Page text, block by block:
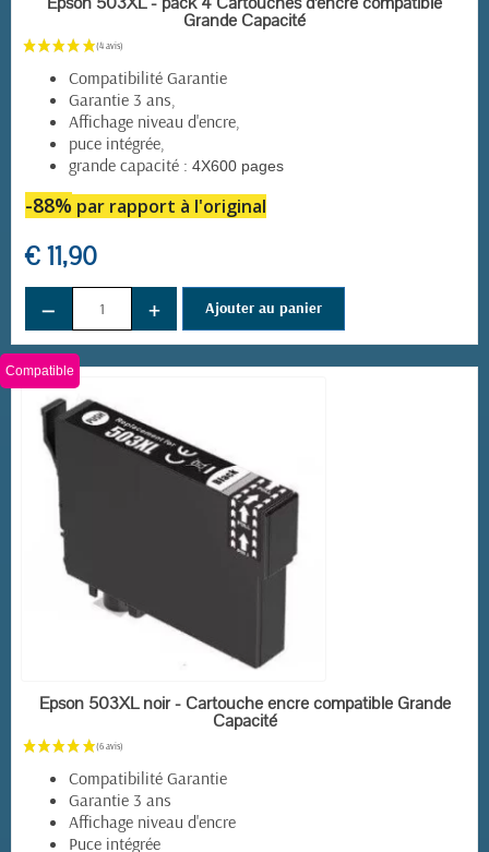
Grande Capacité
Compatibilité Garantie
Garantie 3 ans,
Affichage niveau d'encre,
puce intégrée,
grande capacité : 4X600 pages
-88% par rapport à l'original
€ 11,90
− + Ajouter au panier
EN STOCK
Compatible
Epson 503XL noir - Cartouche encre compatible Grande
Capacité
Compatibilité Garantie
Garantie 3 ans
Affichage niveau d'encre
Puce intégrée